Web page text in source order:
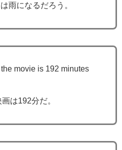
雨になるだろう。
movie is 192 minutes
は192分だ。